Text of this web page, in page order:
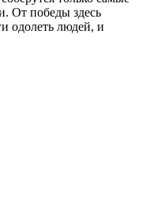
От победы здесь
одолеть людей, и